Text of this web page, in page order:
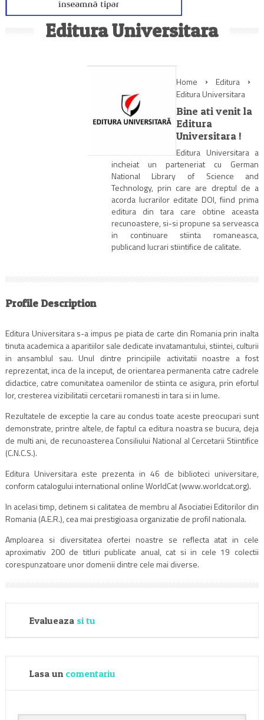
Editura Universitara
Home
Editura
Editura Universitara
Bine ati venit la
Editura
Universitara !
Editura Universitara a
incheiat un parteneriat cu German
National Library of Science and
Technology, prin care are dreptul de a
acorda lucrarilor editate DOI, fiind prima
editura din tara care obtine aceasta
recunoastere, si-si propune sa serveasca
in continuare stiinta romaneasca,
publicand lucrari stiintifice de calitate.
Profile Description
Editura Universitara s-a impus pe piata de carte din Romania prin inalta
tinuta academica a aparitiilor sale dedicate invatamantului, stiintei, culturii
in ansamblul sau. Unul dintre principiile activitatii noastre a fost
reprezentat, inca de la inceput, de orientarea permanenta catre cadrele
didactice, catre comunitatea oamenilor de stiinta ce asigura, prin efortul
lor, cresterea vizibilitatii cercetarii romanesti in tara si in lume.
Rezultatele de exceptie la care au condus toate aceste preocupari sunt
demonstrate, printre altele, de faptul ca editura noastra se bucura, deja
de multi ani, de recunoasterea Consiliului National al Cercetarii Stiintifice
(C.N.C.S.).
Editura Universitara este prezenta in 46 de biblioteci universitare,
conform catalogului international online WorldCat (www.worldcat.org).
In acelasi timp, detinem si calitatea de membru al Asociatiei Editorilor din
Romania (A.E.R.), cea mai prestigioasa organizatie de profil nationala.
Amploarea si diversitatea ofertei noastre se reflecta atat in cele
aproximativ 200 de titluri publicate anual, cat si in cele 19 colectii
corespunzatoare unor domenii dintre cele mai diverse.
Evalueaza si tu
Lasa un comentariu